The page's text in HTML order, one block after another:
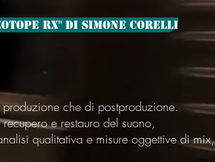
RX" di Simone Corelli
che di postproduzione.
e restauro del suono,
qualitativa e misure oggettive di mix,